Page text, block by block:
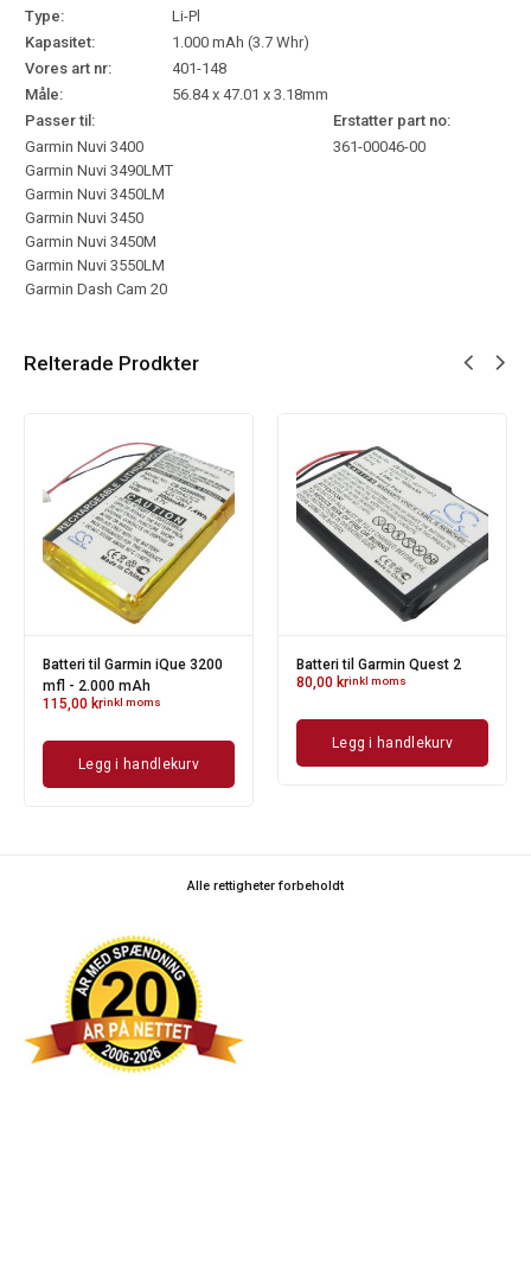
Type:
Li-Pl
Kapasitet:
1.000 mAh (3.7 Whr)
Vores art nr:
401-148
Måle:
56.84 x 47.01 x 3.18mm
Passer til:
Erstatter part no:
Garmin Nuvi 3400
Garmin Nuvi 3490LMT
Garmin Nuvi 3450LM
Garmin Nuvi 3450
Garmin Nuvi 3450M
Garmin Nuvi 3550LM
Garmin Dash Cam 20
361-00046-00
Relterade Prodkter
Batteri til Garmin iQue 3200
mfl - 2.000 mAh
115,00 krinkl moms
Legg i handlekurv
Batteri til Garmin Quest 2
80,00 krinkl moms
Legg i handlekurv
Alle rettigheter forbeholdt